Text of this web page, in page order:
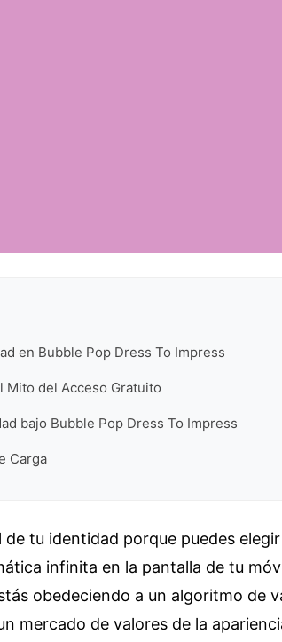
en Bubble Pop Dress To Impress
Mito del Acceso Gratuito
bajo Bubble Pop Dress To Impress
Carga
de tu identidad porque puedes
infinita en la pantalla de tu
obedeciendo a un algoritmo de
mercado de valores de la